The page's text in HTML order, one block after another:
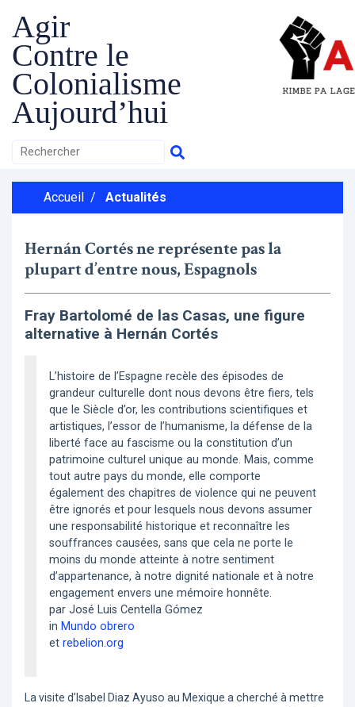
Agir
Contre le
Colonialisme
Aujourd’hui
Accueil / Actualités
Hernán Cortés ne représente pas la
plupart d’entre nous, Espagnols
Fray Bartolomé de las Casas, une figure
alternative à Hernán Cortés
L’histoire de l’Espagne recèle des épisodes de
grandeur culturelle dont nous devons être fiers, tels
que le Siècle d’or, les contributions scientifiques et
artistiques, l’essor de l’humanisme, la défense de la
liberté face au fascisme ou la constitution d’un
patrimoine culturel unique au monde. Mais, comme
tout autre pays du monde, elle comporte
également des chapitres de violence qui ne peuvent
être ignorés et pour lesquels nous devons assumer
une responsabilité historique et reconnaître les
souffrances causées, sans que cela ne porte le
moins du monde atteinte à notre sentiment
d’appartenance, à notre dignité nationale et à notre
engagement envers une mémoire honnête.
par José Luis Centella Gómez
in Mundo obrero
et rebelion.org
La visite d’Isabel Diaz Ayuso au Mexique a cherché à mettre